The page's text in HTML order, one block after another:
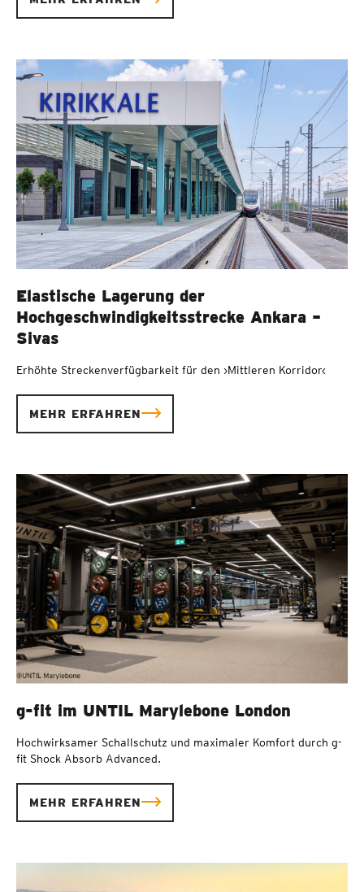
Elastische Lagerung der
Hochgeschwindigkeitsstrecke Ankara –
Sivas
Erhöhte Streckenverfügbarkeit für den ›Mittleren Korridor‹
MEHR ERFAHREN
g-fit im UNTIL Marylebone London
Hochwirksamer Schallschutz und maximaler Komfort durch g-
fit Shock Absorb Advanced.
MEHR ERFAHREN